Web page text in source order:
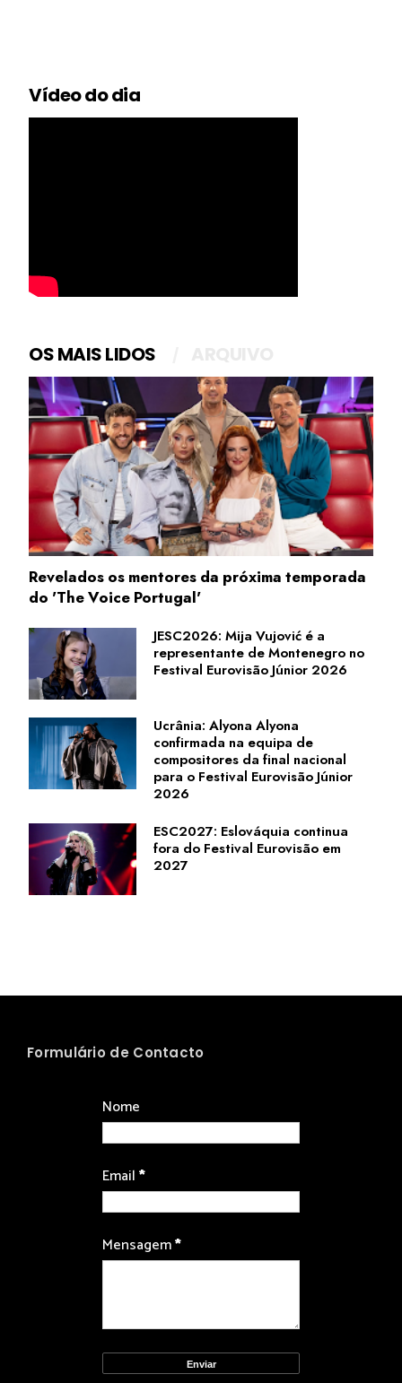
Vídeo do dia
OS MAIS LIDOS
Revelados os mentores da próxima temporada
do 'The Voice Portugal'
JESC2026: Mija Vujović é a
representante de Montenegro no
Festival Eurovisão Júnior 2026
Ucrânia: Alyona Alyona
confirmada na equipa de
compositores da final nacional
para o Festival Eurovisão Júnior
2026
ESC2027: Eslováquia continua
fora do Festival Eurovisão em
2027
Formulário de Contacto
Nome
Email*
Mensagem*